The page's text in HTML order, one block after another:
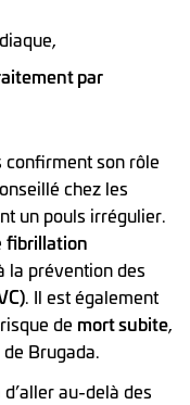
par
confirment son rôle
chez les
un pouls irrégulier.
fibrillation
la prévention des
. Il est également
de mort subite,
Brugada.
au-delà des